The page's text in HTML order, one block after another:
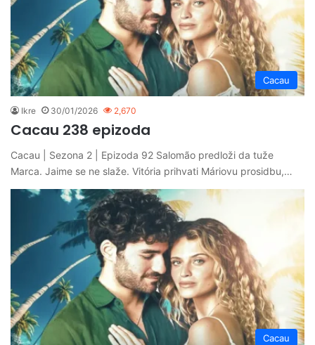
Cacau
Ikre 30/01/2026 2,670
Cacau 238 epizoda
Cacau | Sezona 2 | Epizoda 92 Salomão predloži da tuže
Marca. Jaime se ne slaže. Vitória prihvati Máriovu prosidbu,…
Cacau